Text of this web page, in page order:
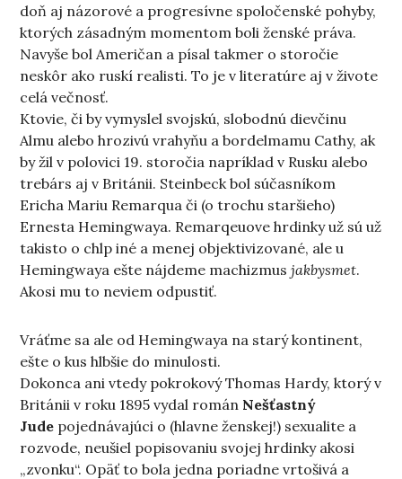
doň aj názorové a progresívne spoločenské pohyby,
ktorých zásadným momentom boli ženské práva.
Navyše bol Američan a písal takmer o storočie
neskôr ako ruskí realisti. To je v literatúre aj v živote
celá večnosť.
Ktovie, či by vymyslel svojskú, slobodnú dievčinu
Almu alebo hrozivú vrahyňu a bordelmamu Cathy, ak
by žil v polovici 19. storočia napríklad v Rusku alebo
trebárs aj v Británii. Steinbeck bol súčasníkom
Ericha Mariu Remarqua či (o trochu staršieho)
Ernesta Hemingwaya. Remarqeuove hrdinky už sú už
takisto o chlp iné a menej objektivizované, ale u
Hemingwaya ešte nájdeme machizmusjakbysmet.
Akosi mu to neviem odpustiť.
Vráťme sa ale od Hemingwaya na starý kontinent,
ešte o kus hlbšie do minulosti.
Dokonca ani vtedy pokrokový Thomas Hardy, ktorý v
Británii v roku 1895 vydal román Nešťastný
Jude pojednávajúci o (hlavne ženskej!) sexualite a
rozvode, neušiel popisovaniu svojej hrdinky akosi
„zvonku“. Opäť to bola jedna poriadne vrtošivá a